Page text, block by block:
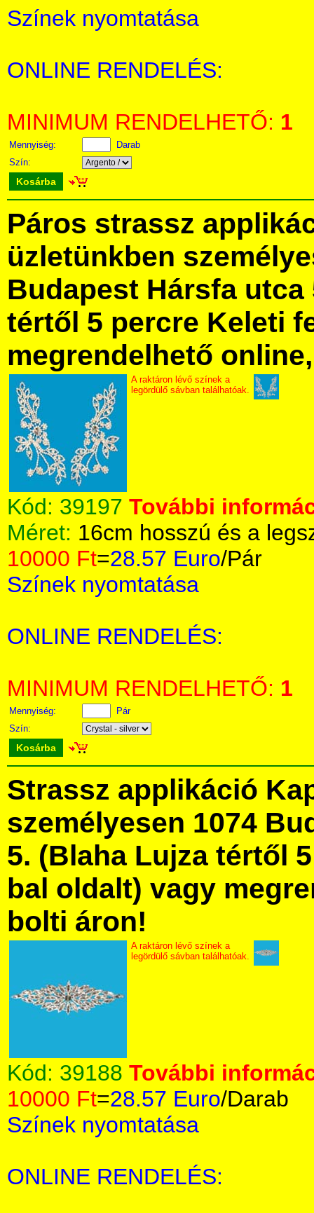
Színek nyomtatása
ONLINE RENDELÉS:
MINIMUM RENDELHETŐ: 1
Mennyiség:
Darab
Szín:
Kosárba
Páros strassz
üzletünkben
Budapest Hársfa utca
tértől 5 percre Keleti
megrendelhető
A raktáron lévő színek a
legördülő sávban találhatóak.
Kód: 39197 További
Méret: 16cm hosszú és a
10000 Ft=28.57 Euro/Pár
Színek nyomtatása
ONLINE RENDELÉS:
MINIMUM RENDELHETŐ: 1
Mennyiség:
Pár
Szín:
Kosárba
Strassz applikáció
személyesen 1074
5. (Blaha Lujza tértől
bal oldalt) vagy
bolti áron!
A raktáron lévő színek a
legördülő sávban találhatóak.
Kód: 39188 További
10000 Ft=28.57 Euro/Darab
Színek nyomtatása
ONLINE RENDELÉS: